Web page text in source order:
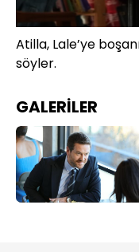
Atilla, Lale’ye
söyler.
GALERİLER